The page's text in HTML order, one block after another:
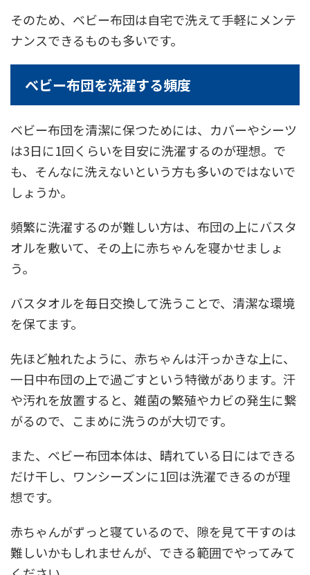
そのため、ベビー布団は自宅で洗えて手軽にメンテ
ナンスできるものも多いです。
ベビー布団を洗濯する頻度
ベビー布団を清潔に保つためには、カバーやシーツ
は3日に1回くらいを目安に洗濯するのが理想。で
も、そんなに洗えないという方も多いのではないで
しょうか。
頻繁に洗濯するのが難しい方は、布団の上にバスタ
オルを敷いて、その上に赤ちゃんを寝かせましょ
う。
バスタオルを毎日交換して洗うことで、清潔な環境
を保てます。
先ほど触れたように、赤ちゃんは汗っかきな上に、
一日中布団の上で過ごすという特徴があります。汗
や汚れを放置すると、雑菌の繁殖やカビの発生に繋
がるので、こまめに洗うのが大切です。
また、ベビー布団本体は、晴れている日にはできる
だけ干し、ワンシーズンに1回は洗濯できるのが理
想です。
赤ちゃんがずっと寝ているので、隙を見て干すのは
難しいかもしれませんが、できる範囲でやってみて